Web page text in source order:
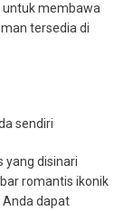
untuk membawa
tersedia di
sendiri
yang disinari
romantis ikonik
Anda dapat